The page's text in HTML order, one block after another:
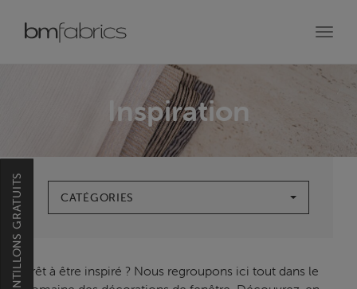
Inspiration
CATÉGORIES
Prêt à être inspiré ? Nous regroupons ici tout dans le